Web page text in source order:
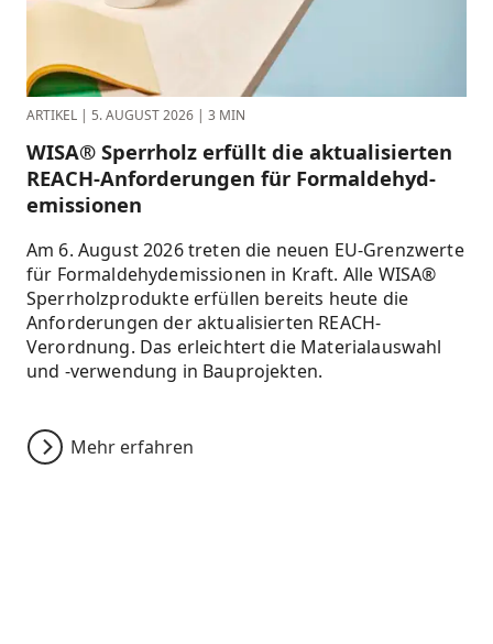
ARTIKEL | 5. AUGUST 2026 | 3 MIN
WISA® Sperrholz erfüllt die aktualisierten
REACH-Anforderungen für Formaldehyd­
emissionen
Am 6. August 2026 treten die neuen EU-Grenzwerte
für Formaldehydemissionen in Kraft. Alle WISA®
Sperrholzprodukte erfüllen bereits heute die
Anforderungen der aktualisierten REACH-
Verordnung. Das erleichtert die Materialauswahl
und -verwendung in Bauprojekten.
Mehr erfahren